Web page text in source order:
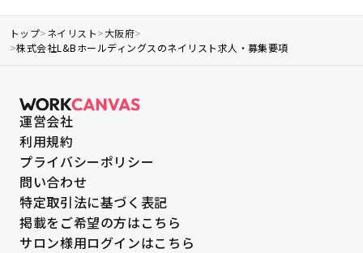
トップ>ネイリスト>大阪府>
>株式会社L&Bホールディングスのネイリスト求人・募集要項
運営会社
利用規約
プライバシーポリシー
問い合わせ
特定取引法に基づく表記
掲載をご希望の方はこちら
サロン様用ログインはこちら